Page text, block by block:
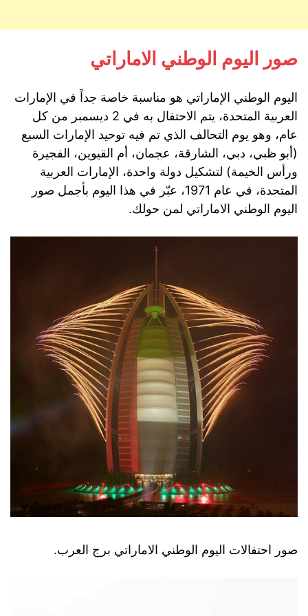
صور اليوم الوطني الاماراتي
اليوم الوطني الإماراتي هو مناسبة خاصة جداً في الإمارات
العربية المتحدة، يتم الاحتفال به في 2 ديسمبر من كل
عام، وهو يوم التحالف الذي تم فيه توحيد الإمارات السبع
(أبو ظبي، دبي، الشارقة، عجمان، أم القيوين، الفجيرة
ورأس الخيمة) لتشكيل دولة واحدة، الإمارات العربية
المتحدة، في عام 1971، عبّر في هذا اليوم بأجمل صور
اليوم الوطني الاماراتي لمن حولك.
صور احتفالات اليوم الوطني الاماراتي برج العرب.